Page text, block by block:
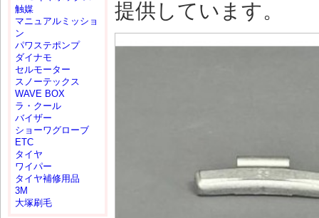
提供しています。
触媒
マニュアルミッショ
ン
パワステポンプ
ダイナモ
セルモーター
スノーテックス
WAVE BOX
ラ・クール
バイザー
ショーワグローブ
ETC
タイヤ
ワイパー
タイヤ補修用品
3M
大塚刷毛